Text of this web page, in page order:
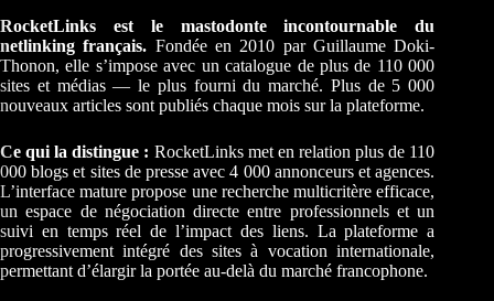
RocketLinks est le mastodonte incontournable du
netlinking français. Fondée en 2010 par Guillaume Doki-
Thonon, elle s’impose avec un catalogue de plus de 110 000
sites et médias — le plus fourni du marché. Plus de 5 000
nouveaux articles sont publiés chaque mois sur la plateforme.
Ce qui la distingue : RocketLinks met en relation plus de 110
000 blogs et sites de presse avec 4 000 annonceurs et agences.
L’interface mature propose une recherche multicritère efficace,
un espace de négociation directe entre professionnels et un
suivi en temps réel de l’impact des liens. La plateforme a
progressivement intégré des sites à vocation internationale,
permettant d’élargir la portée au-delà du marché francophone.